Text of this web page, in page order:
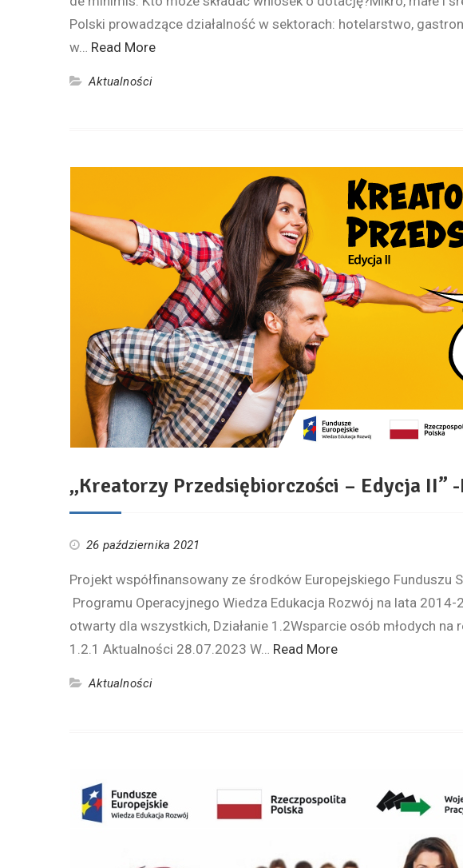
Polski prowadzące działalność w sektorach: hotelarstwo,
w… Read More
Aktualności
„Kreatorzy Przedsiębiorczości – Edycja II”
26 października 2021
Projekt współfinansowany ze środków Europejskiego Funduszu
Programu Operacyjnego Wiedza Edukacja Rozwój na lata
otwarty dla wszystkich, Działanie 1.2Wsparcie osób młodych na
1.2.1 Aktualności 28.07.2023 W… Read More
Aktualności